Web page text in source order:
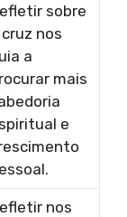
sobre
nos
a
mais
e
nos